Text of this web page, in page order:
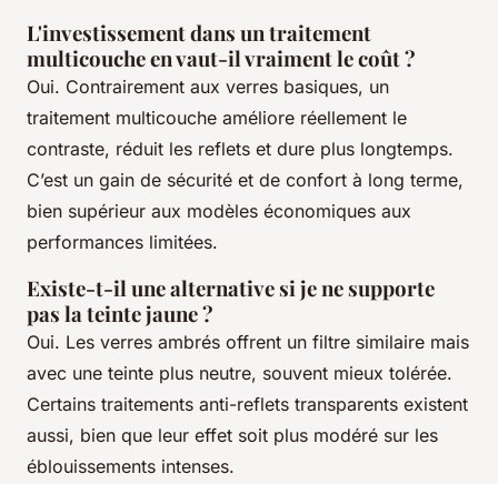
L'investissement dans un traitement
multicouche en vaut-il vraiment le coût ?
Oui. Contrairement aux verres basiques, un
traitement multicouche améliore réellement le
contraste, réduit les reflets et dure plus longtemps.
C’est un gain de sécurité et de confort à long terme,
bien supérieur aux modèles économiques aux
performances limitées.
Existe-t-il une alternative si je ne supporte
pas la teinte jaune ?
Oui. Les verres ambrés offrent un filtre similaire mais
avec une teinte plus neutre, souvent mieux tolérée.
Certains traitements anti-reflets transparents existent
aussi, bien que leur effet soit plus modéré sur les
éblouissements intenses.